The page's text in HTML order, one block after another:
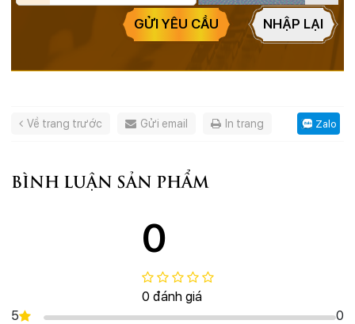
GỬI YÊU CẦU NHẬP LẠI
Về trang trước Gửi email In trang Zalo
BÌNH LUẬN SẢN PHẨM
0
0 đánh giá
5
0